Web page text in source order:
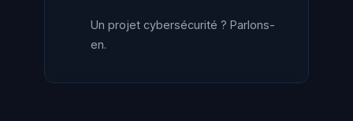
Un projet cybersécurité ? Parlons-
en.